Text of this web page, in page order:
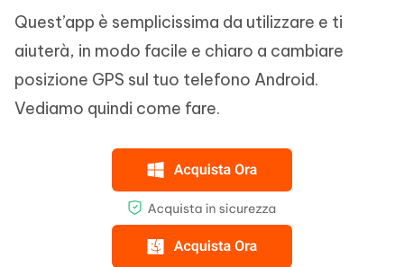
Quest’app è semplicissima da utilizzare e ti
aiuterà, in modo facile e chiaro a cambiare
posizione GPS sul tuo telefono Android.
Vediamo quindi come fare.